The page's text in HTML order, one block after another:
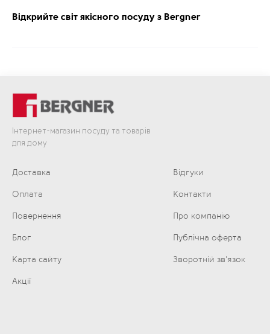
Відкрийте світ якісного посуду з Bergner
Інтернет-магазин посуду та товарів
для дому
Доставка Відгуки
Оплата Контакти
Повернення Про компанію
Блог Публічна оферта
Карта сайту Зворотній зв'язок
Акції